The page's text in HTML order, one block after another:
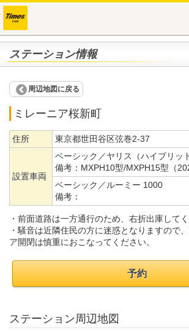
ステーション情報
周辺地図に戻る
ミレーニア桜新町
住所 東京都世田谷区弦巻2-37
設置車両
ベーシック／ヤリス（ハイブリッ
備考： MXPH10型/MXPH15型（
ベーシック／ルーミー 1000
備考：
・前面道路は一方通行のため、右折出庫してく
・騒音は近隣住民の方に迷惑となりますので
ア開閉は慎重におこなってください。
予約
ステーション周辺地図